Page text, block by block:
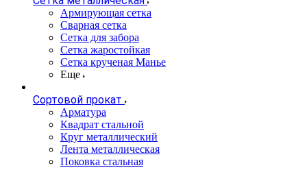
Армирующая сетка
Сварная сетка
Сетка для забора
Сетка жаростойкая
Сетка крученая Манье
Еще
Сортовой прокат
Арматура
Квадрат стальной
Круг металлический
Лента металлическая
Поковка стальная